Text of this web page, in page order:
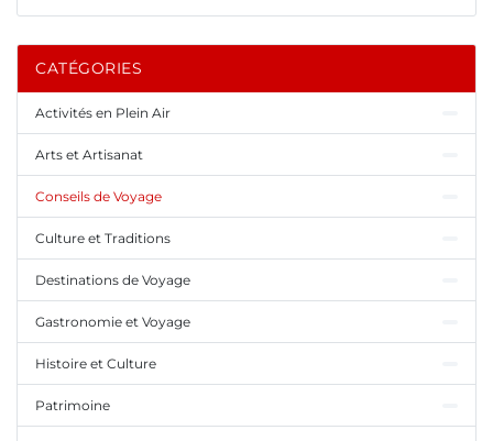
CATÉGORIES
Activités en Plein Air
Arts et Artisanat
Conseils de Voyage
Culture et Traditions
Destinations de Voyage
Gastronomie et Voyage
Histoire et Culture
Patrimoine